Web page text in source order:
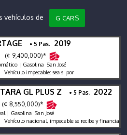
vehículos de G CARS
• 5 Pas. 2019
(¢ 9,400,000)*
| Gasolina San José
impecable: sea si por
GL PLUS Z • 5 Pas. 2022
(¢ 8,550,000)*
| Gasolina San José
nacional, impecable se recibe y financia,